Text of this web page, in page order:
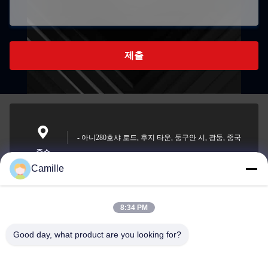
제출
주소
- 아니280호샤 로드, 후지 타운, 둥구안 시, 광둥, 중국
이메일
sunny.xu@woolsche.com
Camille
8:34 PM
Good day, what product are you looking for?